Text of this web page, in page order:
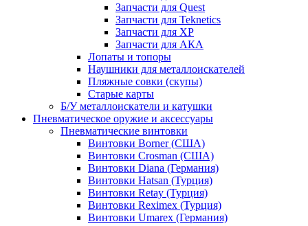
Запчасти для Quest
Запчасти для Teknetics
Запчасти для XP
Запчасти для АКА
Лопаты и топоры
Наушники для металлоискателей
Пляжные совки (скупы)
Старые карты
Б/У металлоискатели и катушки
Пневматическое оружие и аксессуары
Пневматические винтовки
Винтовки Borner (США)
Винтовки Crosman (США)
Винтовки Diana (Германия)
Винтовки Hatsan (Турция)
Винтовки Retay (Турция)
Винтовки Reximex (Турция)
Винтовки Umarex (Германия)